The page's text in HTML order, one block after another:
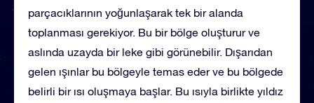
parçacıklarının yoğunlaşarak tek bir alanda
toplanması gerekiyor. Bu bir bölge oluşturur ve
aslında uzayda bir leke gibi görünebilir. Dışarıdan
gelen ışınlar bu bölgeyle temas eder ve bu bölgede
belirli bir ısı oluşmaya başlar. Bu ısıyla birlikte yıldız